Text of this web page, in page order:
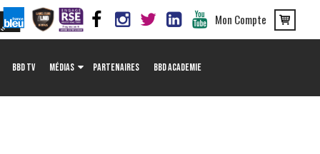
Mon Compte
BBD TV MÉDIAS PARTENAIRES BBD ACADEMIE